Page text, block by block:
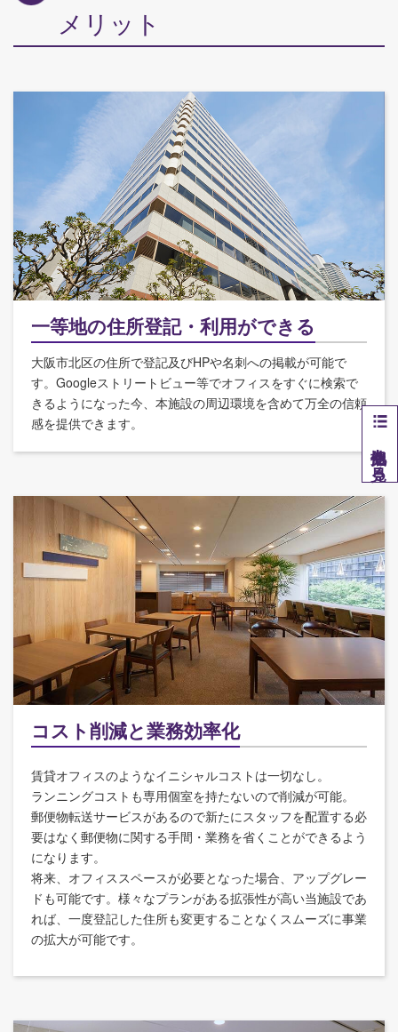
メリット
一等地の住所登記・利用ができる
大阪市北区の住所で登記及びHPや名刺への掲載が可能で
す。Googleストリートビュー等でオフィスをすぐに検索で
きるようになった今、本施設の周辺環境を含めて万全の信頼
感を提供できます。
コスト削減と業務効率化
賃貸オフィスのようなイニシャルコストは一切なし。
ランニングコストも専用個室を持たないので削減が可能。
郵便物転送サービスがあるので新たにスタッフを配置する必
要はなく郵便物に関する手間・業務を省くことができるよう
になります。
将来、オフィススペースが必要となった場合、アップグレー
ドも可能です。様々なプランがある拡張性が高い当施設であ
れば、一度登記した住所も変更することなくスムーズに事業
の拡大が可能です。
他拠点を見る